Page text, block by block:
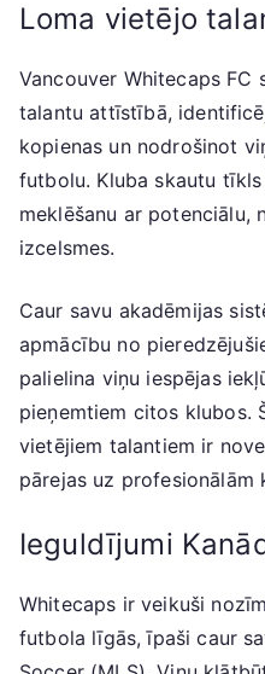
Loma vietējo
Vancouver Whitecaps
talantu attīstībā,
kopienas un nodrošinot
futbolu. Kluba skautu
meklēšanu ar potenciālu,
izcelsmes.
Caur savu akadēmijas
apmācību no
palielina viņu iespējas
pieņemtiem citos klubos.
vietējiem talantiem ir
pārejas uz profesionālām
Ieguldījumi
Whitecaps ir veikuši
futbola līgās, īpaši caur